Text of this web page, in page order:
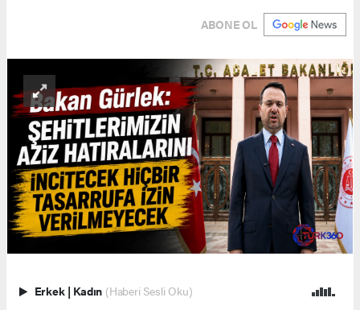
ABONE OL
Erkek | Kadın (Haberi Sesli Oku)